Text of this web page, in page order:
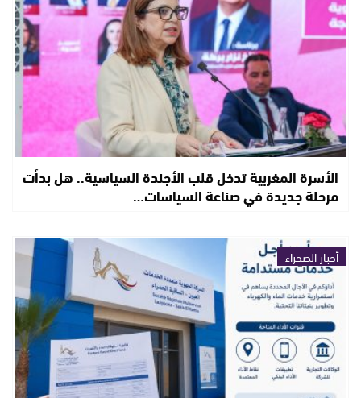
الأسرة المغربية تدخل قلب الأجندة السياسية.. هل بدأت
مرحلة جديدة في صناعة السياسات…
أخبار الصحراء